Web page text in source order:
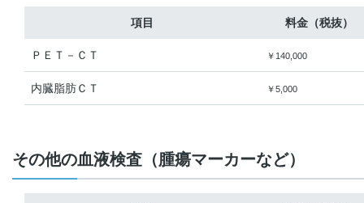
項目 料金（税抜）
ＰＥＴ－ＣＴ ￥140,000
内臓脂肪ＣＴ ￥5,000
その他の血液検査（腫瘍マーカーなど）